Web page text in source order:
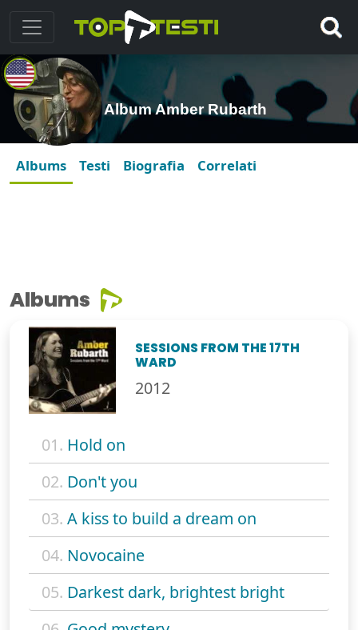
Album Amber Rubarth
Albums Testi Biografia Correlati
Albums
SESSIONS FROM THE 17TH
WARD
2012
01. Hold on
02. Don't you
03. A kiss to build a dream on
04. Novocaine
05. Darkest dark, brightest bright